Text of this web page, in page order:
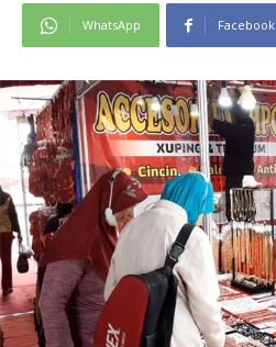
WhatsApp Facebook